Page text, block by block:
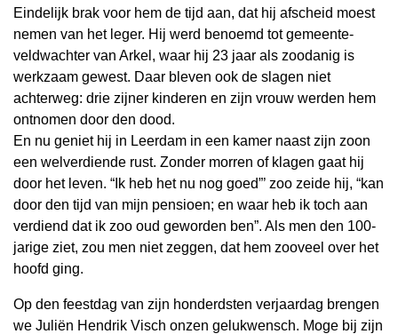
Eindelijk brak voor hem de tijd aan, dat hij afscheid moest
nemen van het leger. Hij werd benoemd tot gemeente-
veldwachter van Arkel, waar hij 23 jaar als zoodanig is
werkzaam gewest. Daar bleven ook de slagen niet
achterweg: drie zijner kinderen en zijn vrouw werden hem
ontnomen door den dood.
En nu geniet hij in Leerdam in een kamer naast zijn zoon
een welverdiende rust. Zonder morren of klagen gaat hij
door het leven. “Ik heb het nu nog goed”’ zoo zeide hij, “kan
door den tijd van mijn pensioen; en waar heb ik toch aan
verdiend dat ik zoo oud geworden ben”. Als men den 100-
jarige ziet, zou men niet zeggen, dat hem zooveel over het
hoofd ging.
Op den feestdag van zijn honderdsten verjaardag brengen
we Juliën Hendrik Visch onzen gelukwensch. Moge bij zijn